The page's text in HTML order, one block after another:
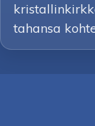
tahansa